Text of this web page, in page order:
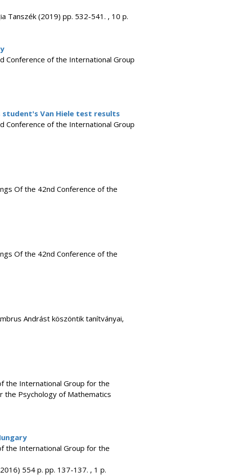
Tanszék (2019) pp. 532-541. , 10 p.
Conference of the International Group
Van Hiele test results
Conference of the International Group
Of the 42nd Conference of the
Of the 42nd Conference of the
Andrást köszöntik tanítványai,
the International Group for the
the Psychology of Mathematics
the International Group for the
554 p. pp. 137-137. , 1 p.